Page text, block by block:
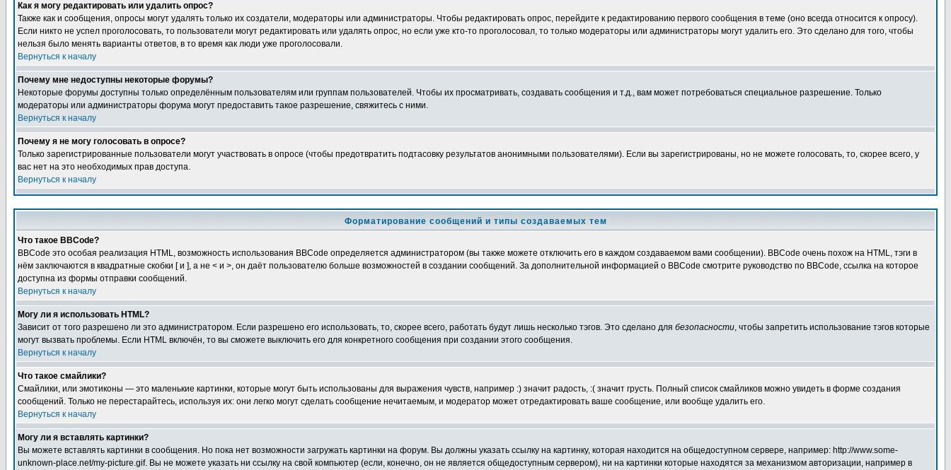
Как я могу редактировать или удалить опрос?
Также как и сообщения, опросы могут удалять только их создатели, модераторы или администраторы. Чтобы редактировать опрос, перейдите к редактированию первого сообщения в теме (оно всегда относится к опросу).
Если никто не успел проголосовать, то пользователи могут редактировать или удалять опрос, но если уже кто-то проголосовал, то только модераторы или администраторы могут удалить его. Это сделано для того, чтобы
нельзя было менять варианты ответов, в то время как люди уже проголосовали.
Вернуться к началу
Почему мне недоступны некоторые форумы?
Некоторые форумы доступны только определённым пользователям или группам пользователей. Чтобы их просматривать, создавать сообщения и т.д., вам может потребоваться специальное разрешение. Только
модераторы или администраторы форума могут предоставить такое разрешение, свяжитесь с ними.
Вернуться к началу
Почему я не могу голосовать в опросе?
Только зарегистрированные пользователи могут участвовать в опросе (чтобы предотвратить подтасовку результатов анонимными пользователями). Если вы зарегистрированы, но не можете голосовать, то, скорее всего, у
вас нет на это необходимых прав доступа.
Вернуться к началу
Форматирование сообщений и типы создаваемых тем
Что такое BBCode?
BBCode это особая реализация HTML, возможность использования BBCode определяется администратором (вы также можете отключить его в каждом создаваемом вами сообщении). BBCode очень похож на HTML, тэги в
нём заключаются в квадратные скобки [ и ], а не < и >, он даёт пользователю больше возможностей в создании сообщений. За дополнительной информацией о BBCode смотрите руководство по BBCode, ссылка на которое
доступна из формы отправки сообщений.
Вернуться к началу
Могу ли я использовать HTML?
Зависит от того разрешено ли это администратором. Если разрешено его использовать, то, скорее всего, работать будут лишь несколько тэгов. Это сделано для безопасности, чтобы запретить использование тэгов которые
могут вызвать проблемы. Если HTML включён, то вы сможете выключить его для конкретного сообщения при создании этого сообщения.
Вернуться к началу
Что такое смайлики?
Смайлики, или эмотиконы — это маленькие картинки, которые могут быть использованы для выражения чувств, например :) значит радость, :( значит грусть. Полный список смайликов можно увидеть в форме создания
сообщений. Только не перестарайтесь, используя их: они легко могут сделать сообщение нечитаемым, и модератор может отредактировать ваше сообщение, или вообще удалить его.
Вернуться к началу
Могу ли я вставлять картинки?
Вы можете вставлять картинки в сообщения. Но пока нет возможности загружать картинки на форум. Вы должны указать ссылку на картинку, которая находится на общедоступном сервере, например: http://www.some-
unknown-place.net/my-picture.gif. Вы не можете указать ни ссылку на свой компьютер (если, конечно, он не является общедоступным сервером), ни на картинки которые находятся за механизмом авторизации, например в